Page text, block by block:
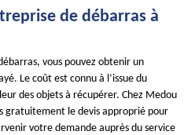
de débarras à
vous pouvez obtenir un
Le coût est connu à l’issue du
des objets à récupérer. Chez Medou
gratuitement le devis approprié pour
votre demande auprès du service